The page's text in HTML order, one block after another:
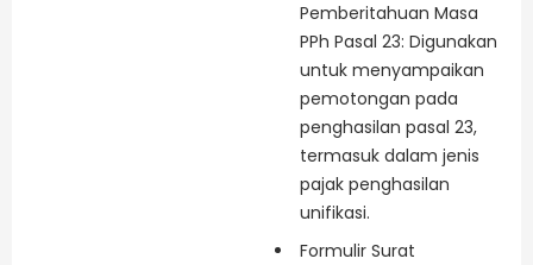
Pemberitahuan Masa
PPh Pasal 23: Digunakan
untuk menyampaikan
pemotongan pada
penghasilan pasal 23,
termasuk dalam jenis
pajak penghasilan
unifikasi.
Formulir Surat